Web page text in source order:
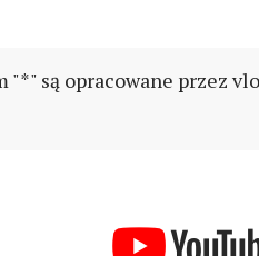
"*" są opracowane przez